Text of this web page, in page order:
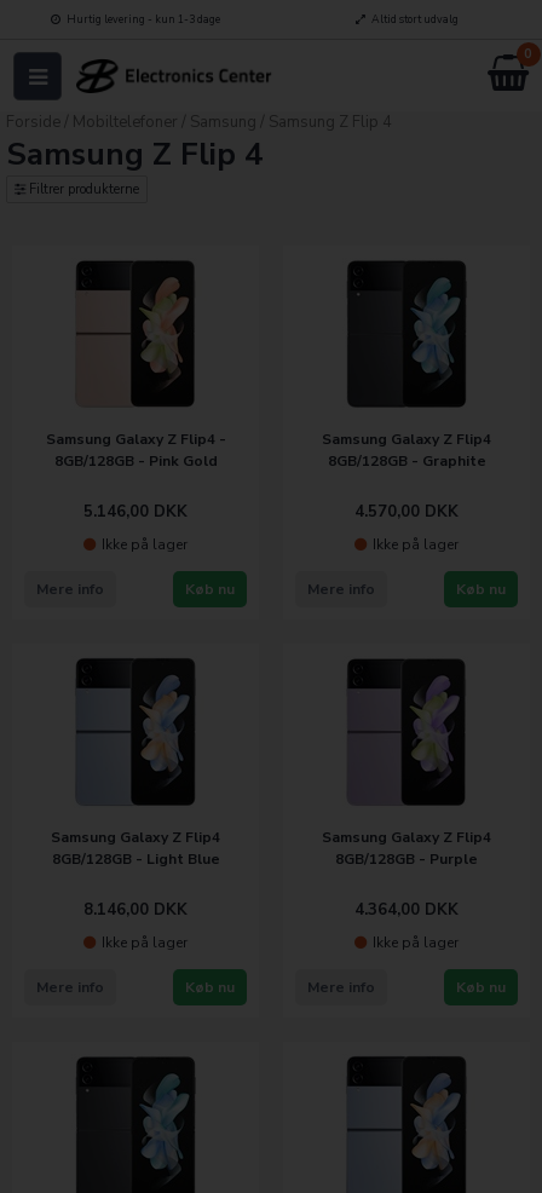
Hurtig levering - kun 1-3 dage Altid stort udvalg
0
Forside Mobiltelefoner Samsung Samsung Z Flip 4
Samsung Z Flip 4
Filtrer produkterne
Samsung Galaxy Z Flip4 -
8GB/128GB - Pink Gold
5.146,00 DKK
Ikke på lager
Køb nu
Mere info
Samsung Galaxy Z Flip4
8GB/128GB - Graphite
4.570,00 DKK
Ikke på lager
Køb nu
Mere info
Samsung Galaxy Z Flip4
8GB/128GB - Light Blue
8.146,00 DKK
Ikke på lager
Køb nu
Mere info
Samsung Galaxy Z Flip4
8GB/128GB - Purple
4.364,00 DKK
Ikke på lager
Køb nu
Mere info